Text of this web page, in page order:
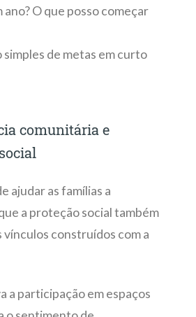
ano? O que posso começar
de metas em curto
comunitária e
ajudar as famílias a
a proteção social também
construídos com a
a participação em espaços